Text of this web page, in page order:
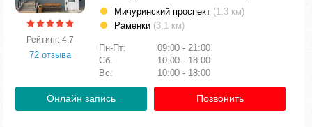
Рейтинг: 4.7
72 отзыва
Мичуринский проспект (1.3 км)
Раменки (3.1 км)
Пн-Пт:
09:00 - 21:00
Сб:
10:00 - 18:00
Вс:
10:00 - 18:00
Онлайн запись Позвонить